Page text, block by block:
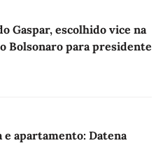
Gaspar, escolhido vice na
Bolsonaro para presidente
e apartamento: Datena